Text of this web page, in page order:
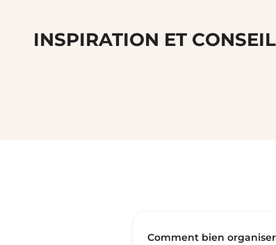
INSPIRATION ET
Comment bien